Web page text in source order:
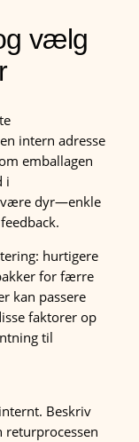
vælg
intern adresse
emballagen
i
være dyr—enkle
hurtigere
for færre
kan passere
faktorer op
til
Beskriv
returprocessen